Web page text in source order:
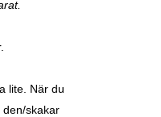
lite. När du
skakar